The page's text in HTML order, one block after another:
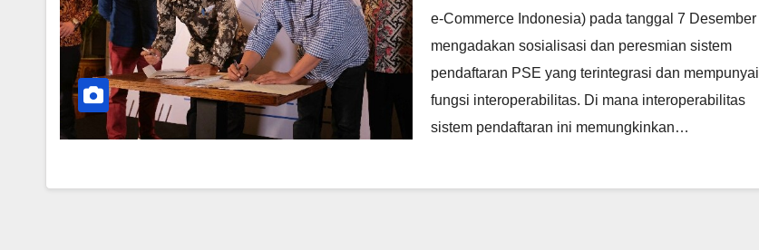
e-Commerce Indonesia) pada tanggal 7 Desember
mengadakan sosialisasi dan peresmian sistem
pendaftaran PSE yang terintegrasi dan mempunyai
fungsi interoperabilitas. Di mana interoperabilitas
sistem pendaftaran ini memungkinkan…